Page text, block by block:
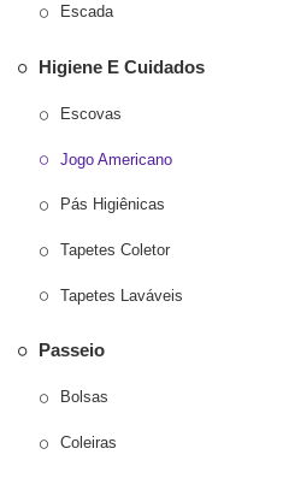
Escada
Higiene E Cuidados
Escovas
Jogo Americano
Pás Higiênicas
Tapetes Coletor
Tapetes Laváveis
Passeio
Bolsas
Coleiras